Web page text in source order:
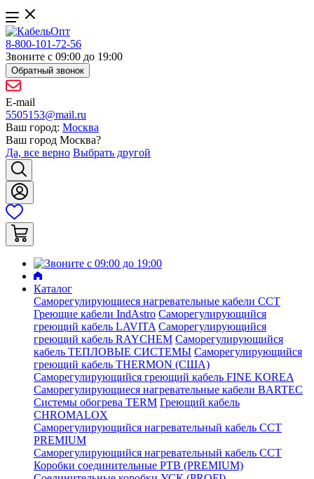
8-800-101-72-56
Звоните с 09:00 до 19:00
Обратный звонок
E-mail
5505153@mail.ru
Ваш город: Москва
Ваш город Москва?
Да, все верно Выбрать другой
Каталог
Саморегулирующиеся нагревательные кабели ССТ
Греющие кабели IndAstro Саморегулирующийся
греющий кабель LAVITA Саморегулирующийся
греющий кабель RAYCHEM Саморегулирующийся
кабель ТЕПЛОВЫЕ СИСТЕМЫ Саморегулирующийся
греющий кабель THERMON (США)
Саморегулирующийся греющий кабель FINE KOREA
Саморегулирующиеся нагревательные кабели BARTEC
Системы обогрева TERM Греющий кабель
CHROMALOX
Саморегулирующийся нагревательный кабель ССТ
PREMIUM
Саморегулирующийся нагревательный кабель ССТ
Коробки соединительные РТВ (PREMIUM)